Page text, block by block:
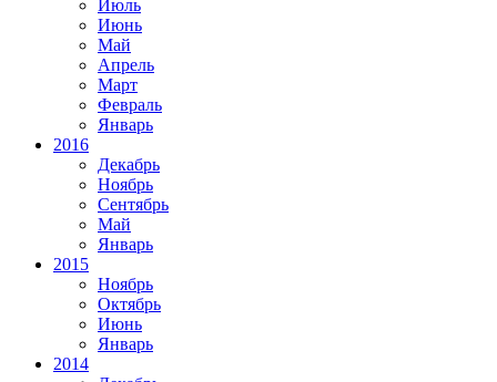
Июль
Июнь
Май
Апрель
Март
Февраль
Январь
2016
Декабрь
Ноябрь
Сентябрь
Май
Январь
2015
Ноябрь
Октябрь
Июнь
Январь
2014